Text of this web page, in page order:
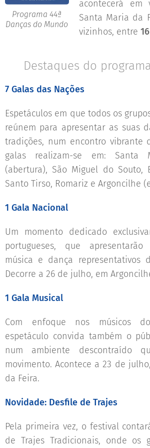
Programa 44ª
Danças do Mundo
acontecerá em
Santa Maria da
vizinhos, entre
🌍 Destaques do
7 Galas das Nações
Espetáculos em que todos os
reúnem para apresentar as suas
tradições, num encontro vibrante
galas realizam-se em: Santa
(abertura), São Miguel do Souto,
Santo Tirso, Romariz e Argoncilhe
1 Gala Nacional
Um momento dedicado
portugueses, que
música e dança representativos
Decorre a 26 de julho, em
1 Gala Musical
Com enfoque nos músicos
espetáculo convida também o
num ambiente descontraído
movimento. Acontece a 23 de
da Feira.
Novidade: Desfile de Trajes
Pela primeira vez, o festival
de Trajes Tradicionais, onde os